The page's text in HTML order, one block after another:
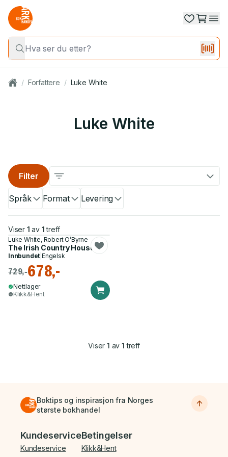
/ Forfattere / Luke White
Luke White
Språk Format Levering
Filter
Viser 1 av 1 treff
Luke White, Robert O’Byrne
The Irish Country House
Innbundet |Engelsk
729,-678,-
Nettlager
Klikk&Hent
Viser1 av 1 treff
Boktips og inspirasjon fra Norges
største bokhandel
Bunnmeny
Kundeservice
Kundeservice
Betingelser
Klikk&Hent